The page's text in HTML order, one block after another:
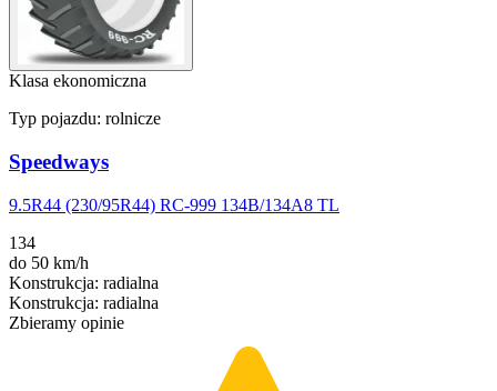
Klasa ekonomiczna
Typ pojazdu: rolnicze
Speedways
9.5R44 (230/95R44) RC-999 134B/134A8 TL
134
do 50 km/h
Konstrukcja: radialna
Konstrukcja: radialna
Zbieramy opinie